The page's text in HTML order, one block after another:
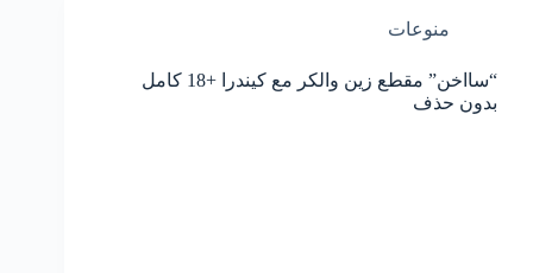
منوعات
“سااخن” مقطع زين والكر مع كيندرا +18 كامل
بدون حذف